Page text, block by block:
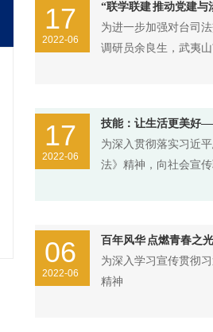
17
2022-06
“联学联建 推动党建
为进一步加强对台司
调研员余良生，武夷
17
2022-06
技能：让生活更美好
为深入贯彻落实习近
法》精神，向社会宣
06
2022-06
百年风华 点燃青春之
为深入学习宣传贯彻
精神